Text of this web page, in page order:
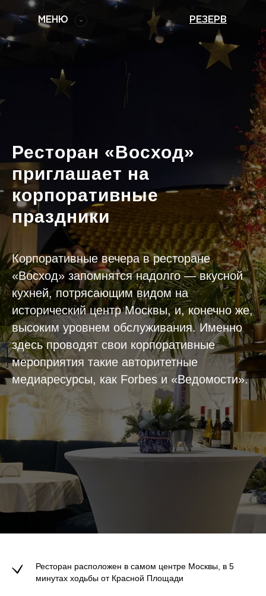
МЕНЮ РЕЗЕРВ
РЕЗЕРВ
О ресторане
Ресторан «Восход»
приглашает на
корпоративные
праздники
Корпоративные вечера в ресторане
«Восход» запомнятся надолго — вкусной
кухней, потрясающим видом на
исторический центр Москвы, и, конечно же,
высоким уровнем обслуживания. Именно
здесь проводят свои корпоративные
мероприятия такие авторитетные
медиаресурсы, как Forbes и «Ведомости».
Ресторан расположен в самом центре Москвы, в 5
минутах ходьбы от Красной Площади